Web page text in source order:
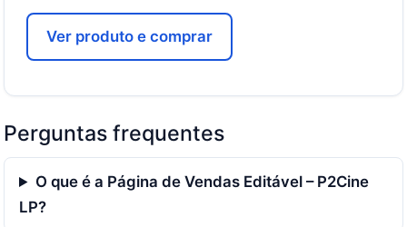
Ver produto e comprar
Perguntas frequentes
O que é a Página de Vendas Editável – P2Cine
LP?